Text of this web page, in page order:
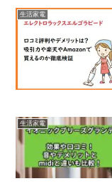
生活家電
生活家電